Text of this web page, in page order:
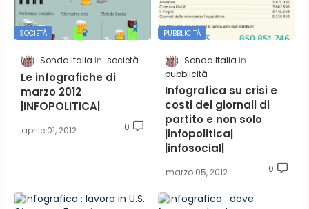
SOCIETÀ
Sonda Italia società
Le infografiche di
marzo 2012
|INFOPOLITICA|
aprile 01, 2012 0
PUBBLICITÀ
Sonda Italia
pubblicità
Infografica su crisi e
costi dei giornali di
partito e non solo
|infopolitica|
|infosocial|
marzo 05, 2012 0